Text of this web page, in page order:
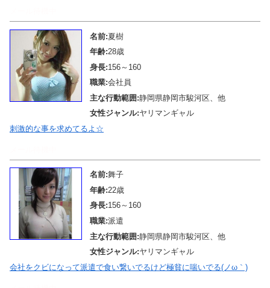
名前:夏樹
年齢:28歳
身長:156～160
職業:会社員
主な行動範囲:静岡県静岡市駿河区、他
女性ジャンル:ヤリマンギャル
刺激的な事を求めてるよ☆
名前:舞子
年齢:22歳
身長:156～160
職業:派遣
主な行動範囲:静岡県静岡市駿河区、他
女性ジャンル:ヤリマンギャル
会社をクビになって派遣で食い繋いでるけど極貧に喘いでる(ノω｀)